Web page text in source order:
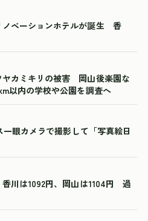
ノベーションホテルが誕生 香
ヤカミキリの被害 岡山後楽園な
以内の学校や公園を調査へ
一眼カメラで撮影して「写真絵日
川は1092円、岡山は1104円 過